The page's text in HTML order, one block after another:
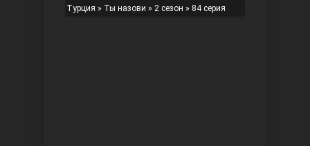
Турция » Ты назови » 2 сезон » 84 серия